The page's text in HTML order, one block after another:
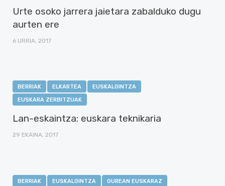
Urte osoko jarrera jaietara zabalduko dugu
aurten ere
6 URRIA, 2017
BERRIAK ELKARTEA
EUSKALGINTZA
EUSKARA ZERBITZUAK
Lan-eskaintza: euskara teknikaria
29 EKAINA, 2017
BERRIAK EUSKALGINTZA GUREAN EUSKARAZ